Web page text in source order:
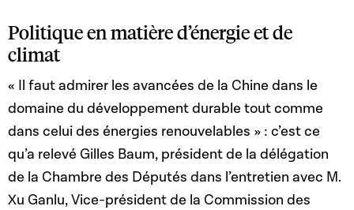
Politique en matière d’énergie et de
climat
« Il faut admirer les avancées de la Chine dans le
domaine du développement durable tout comme
dans celui des énergies renouvelables » : c’est ce
qu’a relevé Gilles Baum, président de la délégation
de la Chambre des Députés dans l’entretien avec M.
Xu Ganlu, Vice-président de la Commission des